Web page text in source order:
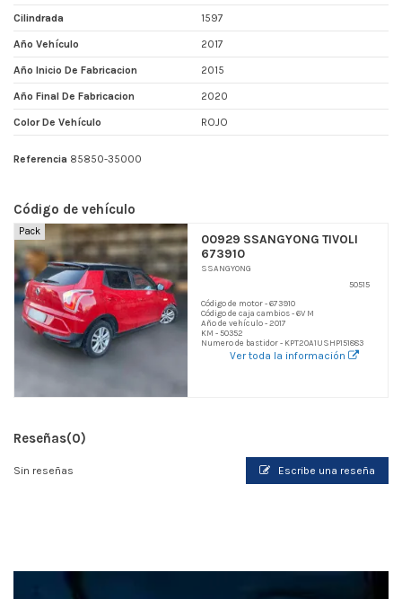
Cilindrada 1597
Año Vehículo 2017
Año Inicio De Fabricacion 2015
Año Final De Fabricacion 2020
Color De Vehículo ROJO
Referencia 85850-35000
Código de vehículo
Pack
00929 SSANGYONG TIVOLI
673910
SSANGYONG
50515
Código de motor - 673910
Código de caja cambios - 6V M
Año de vehículo - 2017
KM - 50352
Numero de bastidor - KPT20A1USHP151883
Ver toda la información
Reseñas(0)
Sin reseñas Escribe una reseña